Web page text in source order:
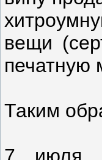
вещи
печатную
Таким